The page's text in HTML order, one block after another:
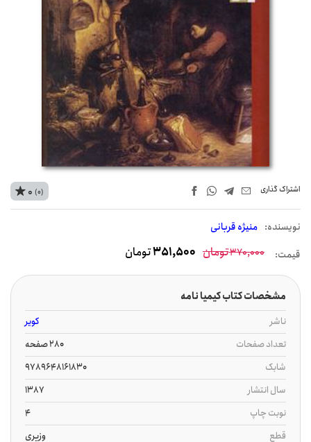
اشتراک‌ گذاری
نويسنده: منیژه قربانی
0 (0)
قیمت: 370,000تومان 351,500تومان
مشخصات کتاب کیمیا نامه
ناشر
کویر
تعداد صفحات
280 صفحه
شابک
9789648161830
سال انتشار
1387
نوبت چاپ
4
قطع
وزیری